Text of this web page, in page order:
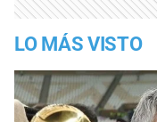
LO MÁS VISTO